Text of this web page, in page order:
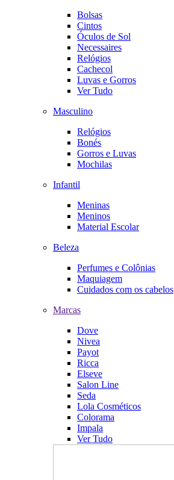
Bolsas
Cintos
Óculos de Sol
Necessaires
Relógios
Cachecol
Luvas e Gorros
Ver Tudo
Masculino
Relógios
Bonés
Gorros e Luvas
Mochilas
Infantil
Meninas
Meninos
Material Escolar
Beleza
Perfumes e Colônias
Maquiagem
Cuidados com os cabelos
Marcas
Dove
Nivea
Payot
Ricca
Elseve
Salon Line
Seda
Lola Cosméticos
Colorama
Impala
Ver Tudo